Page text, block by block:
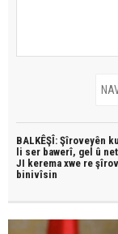
BALKÊŞÎ: Şîroveyên
li ser bawerî, gel û
JI kerema xwe re
binivîsin